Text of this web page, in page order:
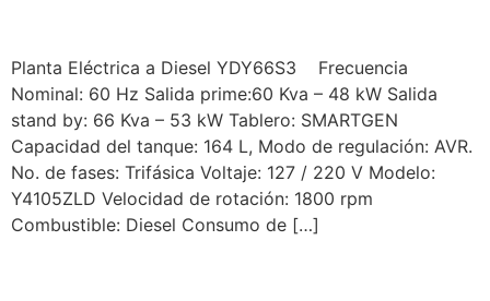
Planta Eléctrica a Diesel YDY66S3 Frecuencia
Nominal: 60 Hz Salida prime:60 Kva – 48 kW Salida
stand by: 66 Kva – 53 kW Tablero: SMARTGEN
Capacidad del tanque: 164 L, Modo de regulación: AVR.
No. de fases: Trifásica Voltaje: 127 / 220 V Modelo:
Y4105ZLD Velocidad de rotación: 1800 rpm
Combustible: Diesel Consumo de […]